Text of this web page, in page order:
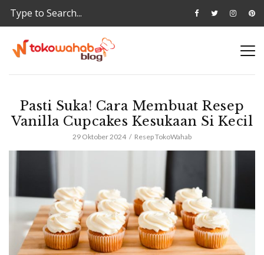
Pasti Suka! Cara Membuat Resep
Vanilla Cupcakes Kesukaan Si Kecil
29 Oktober 2024 Resep TokoWahab